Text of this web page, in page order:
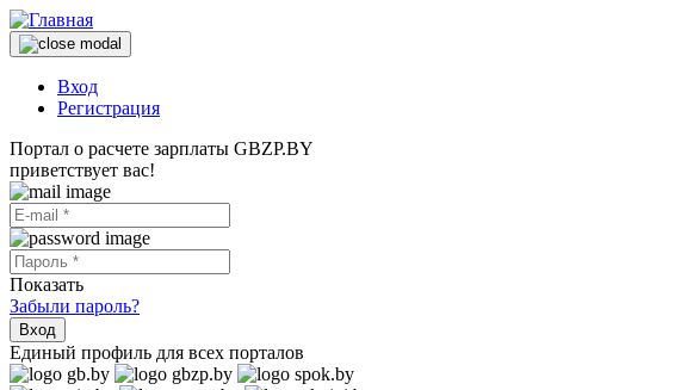
Вход
Регистрация
Портал о расчете зарплаты GBZP.BY
приветствует вас!
Показать
Забыли пароль?
Вход
Единый профиль для всех порталов